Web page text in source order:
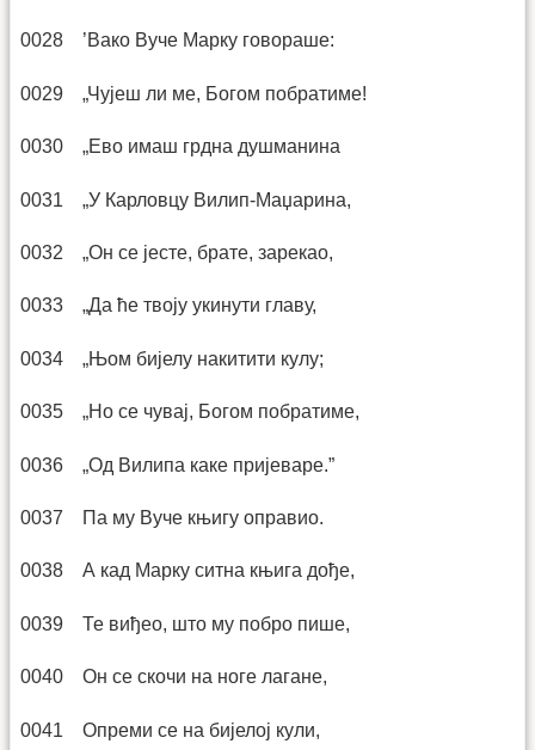
0028 ’Вако Вуче Марку говораше:
0029 „Чујеш ли ме, Богом побратиме!
0030 „Ево имаш грдна душманина
0031 „У Карловцу Вилип-Маџарина,
0032 „Он се јесте, брате, зарекао,
0033 „Да ће твоју укинути главу,
0034 „Њом бијелу накитити кулу;
0035 „Но се чувај, Богом побратиме,
0036 „Од Вилипа каке пријеваре.”
0037 Па му Вуче књигу оправио.
0038 А кад Марку ситна књига дође,
0039 Те виђео, што му побро пише,
0040 Он се скочи на ноге лагане,
0041 Опреми се на бијелој кули,